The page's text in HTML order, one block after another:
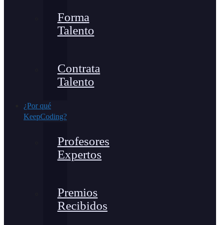
Forma
Talento
Contrata
Talento
¿Por qué
KeepCoding?
Profesores
Expertos
Premios
Recibidos